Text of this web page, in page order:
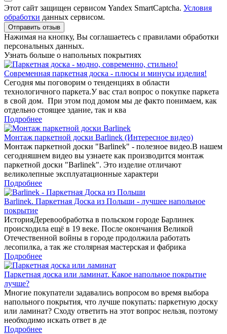
Этот сайт защищен сервисом Yandex SmartCaptcha. Условия
обработки данных сервисом.
Отправить отзыв
Нажимая на кнопку, Вы соглашаетесь с правилами обработки
персональных данных.
Узнать больше о напольных покрытиях
Современная паркетная доска - плюсы и минусы изделия!
Сегодня мы поговорим о тенденциях в области
технологичного паркета.У вас стал вопрос о покупке паркета
в свой дом. При этом под домом мы де факто понимаем, как
отдельно стоящее здание, так и ква
Подробнее
Монтаж паркетной доски Barlinek (Интересное видео)
Монтаж паркетной доски "Barlinek" - полезное видео.В нашем
сегодняшнем видео вы узнаете как производится монтаж
паркетной доски "Barlinek". Это изделие отличают
великолепные эксплуатационные характери
Подробнее
Barlinek. Паркетная Доска из Польши - лучшее напольное
покрытие
ИсторияДеревообработка в польском городе Барлинек
происходила ещё в 19 веке. После окончания Великой
Отечественной войны в городе продолжила работать
лесопилка, а так же столярная мастерская и фабрика
Подробнее
Паркетная доска или ламинат. Какое напольное покрытие
лучше?
Многие покупатели задавались вопросом во время выбора
напольного покрытия, что лучше покупать: паркетную доску
или ламинат? Сходу ответить на этот вопрос нельзя, поэтому
необходимо искать ответ в де
Подробнее